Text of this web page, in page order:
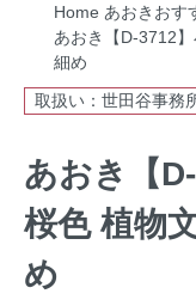
Home あおきおす
あおき【D-3712
細め
取扱い：世田谷事務
あおき【
桜色 植物
め